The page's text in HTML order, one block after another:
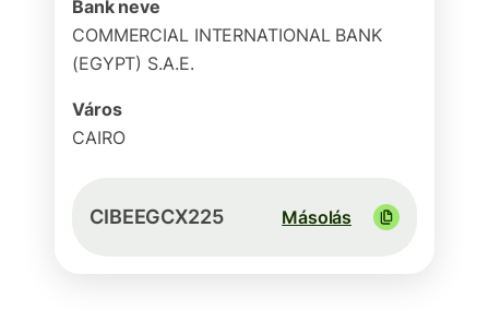
Bank neve
COMMERCIAL INTERNATIONAL BANK
(EGYPT) S.A.E.
Város
CAIRO
CIBEEGCX225 Másolás